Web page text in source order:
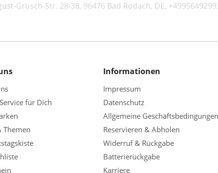
Grosch-Str. 28-38, 96476 Bad Rodach, DE,
für Dich
Themen
Informationen
Impressum
Datenschutz
Allgemeine Geschäftsbedingungen
Reservieren & Abholen
Widerruf & Rückgabe
Batterierückgabe
Karriere